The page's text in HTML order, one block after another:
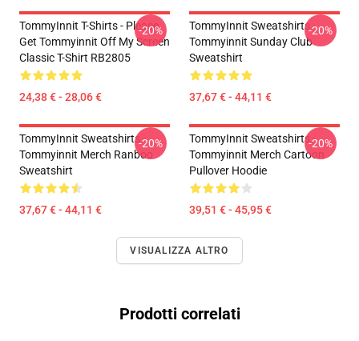
TommyInnit T-Shirts - Please
Get Tommyinnit Off My Screen
Classic T-Shirt RB2805
24,38 € - 28,06 €
-20%
TommyInnit Sweatshirts -
Tommyinnit Sunday Club
Sweatshirt
37,67 € - 44,11 €
-20%
TommyInnit Sweatshirts -
Tommyinnit Merch Ranboo
Sweatshirt
37,67 € - 44,11 €
-20%
TommyInnit Sweatshirts -
Tommyinnit Merch Cartoon
Pullover Hoodie
39,51 € - 45,95 €
-20%
VISUALIZZA ALTRO
Prodotti correlati